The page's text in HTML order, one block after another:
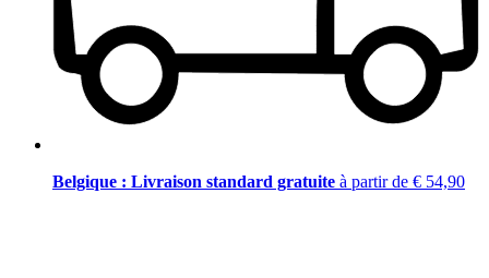
Belgique : Livraison standard gratuite à partir de € 54,90